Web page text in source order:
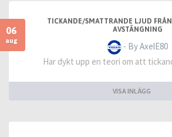
06
aug
TICKANDE/SMATTRANDE LJUD
AVSTÄNGNING
- By AxelE80
Har dykt upp en teori om att
VISA INLÄGG